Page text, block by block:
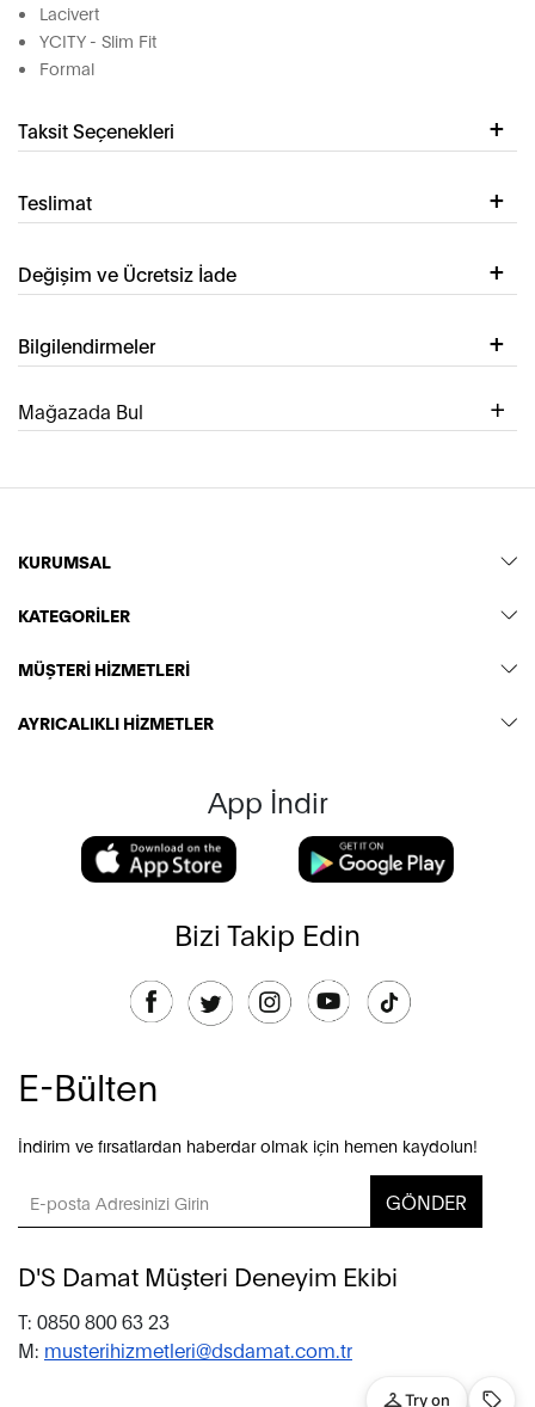
Lacivert
YCITY - Slim Fit
Formal
Taksit Seçenekleri
Teslimat
Değişim ve Ücretsiz İade
Bilgilendirmeler
Mağazada Bul
KURUMSAL
KATEGORİLER
MÜŞTERİ HİZMETLERİ
AYRICALIKLI HİZMETLER
App İndir
Bizi Takip Edin
E-Bülten
İndirim ve fırsatlardan haberdar olmak için hemen kaydolun!
GÖNDER
D'S Damat Müşteri Deneyim Ekibi
T: 0850 800 63 23
M: musterihizmetleri@dsdamat.com.tr